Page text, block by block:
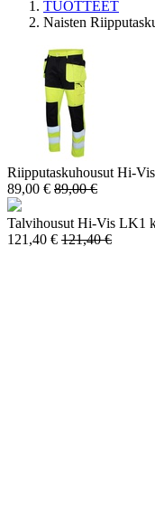
TUOTTEET
Naisten
Riipputaskuhousut Hi-
89,00 € 89,00€
Talvihousut Hi-Vis LK1
121,40 € 121,40€